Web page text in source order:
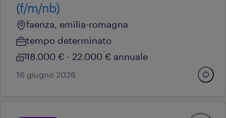
(f/m/nb)
faenza, emilia-romagna
tempo determinato
18.000 € - 22.000 € annuale
16 giugno 2026